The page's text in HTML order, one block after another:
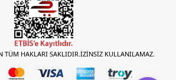
TÜM HAKLARI SAKLIDIR.İZİNSİZ KULLANILAMAZ.